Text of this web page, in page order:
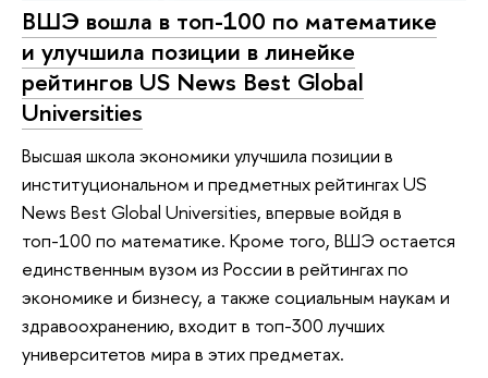
ВШЭ вошла в топ-100 по математике
и улучшила позиции в линейке
рейтингов US News Best Global
Universities
Высшая школа экономики улучшила позиции в
институциональном и предметных рейтингах US
News Best Global Universities, впервые войдя в
топ-100 по математике. Кроме того, ВШЭ остается
единственным вузом из России в рейтингах по
экономике и бизнесу, а также социальным наукам и
здравоохранению, входит в топ-300 лучших
университетов мира в этих предметах.